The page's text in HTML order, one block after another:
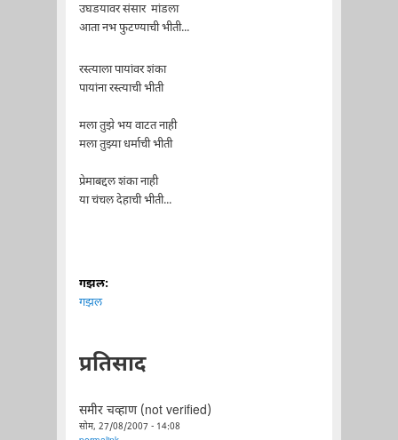
उघडयावर संसार मांडला
आता नभ फुटण्याची भीती...
रस्त्याला पायांवर शंका
पायांना रस्त्याची भीती
मला तुझे भय वाटत नाही
मला तुझ्या धर्माची भीती
प्रेमाबद्दल शंका नाही
या चंचल देहाची भीती...
गझल:
गझल
प्रतिसाद
समीर चव्हाण (not verified)
सोम, 27/08/2007 - 14:08